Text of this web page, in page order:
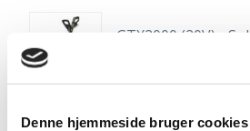
Denne hjemmeside bruger cookies
GTX2000 (20V) - Solo